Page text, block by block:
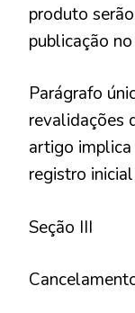
produto
publicação
Parágrafo
revalidações
artigo
registro
Seção III